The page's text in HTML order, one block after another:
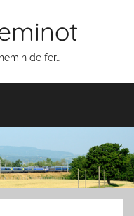
de fer…